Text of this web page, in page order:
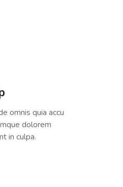
omnis quia accu
dolorem
in culpa.